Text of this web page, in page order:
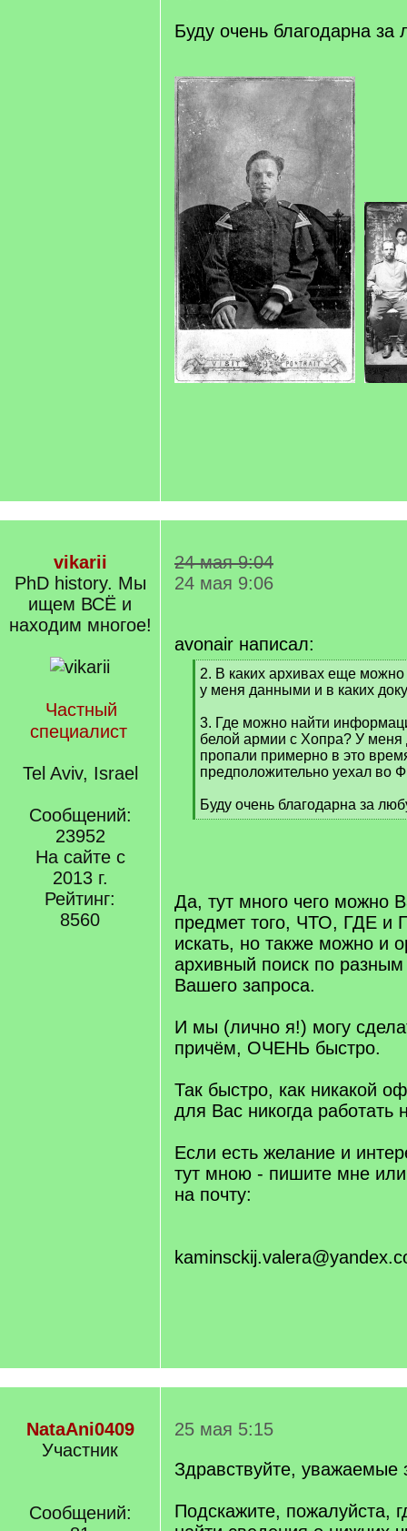
Буду очень благодарна
vikarii
PhD history. Мы
ищем ВСЁ и
находим многое!
Частный
специалист
Tel Aviv, Israel
Сообщений:
23952
На сайте с
2013 г.
Рейтинг:
8560
24 мая 9:04
24 мая 9:06
avonair написал:
[
q
2. В каких архивах еще
у меня данными и в каких
3. Где можно найти
белой армии с Хопра? У меня
пропали примерно в это
предположительно уехал во
Буду очень благодарна за
[
Да, тут много чего можно
предмет того, ЧТО, ГДЕ
искать, но также можно и
архивный поиск по
Вашего запроса.
И мы (лично я!) могу
причём, ОЧЕНЬ быстро.
Так быстро, как никакой
для Вас никогда работать
Если есть желание и
тут мною - пишите мне или
на почту:
NataAni0409
Участник
Сообщений:
25 мая 5:15
Здравствуйте, уважаемые
Подскажите, пожалуйста,